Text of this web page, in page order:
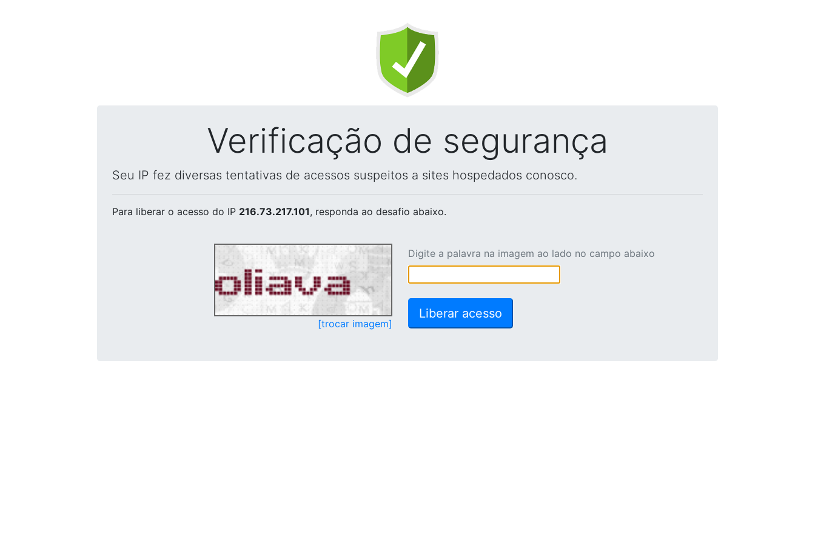
Verificação de segurança
Seu IP fez diversas tentativas de acessos suspeitos a sites hospedados conosco.
Para liberar o acesso do IP 216.73.217.101, responda ao desafio abaixo.
[trocar imagem]
Digite a palavra na imagem ao lado no campo abaixo